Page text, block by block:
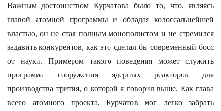
Важным достоинством Курчатова было то, что, являясь
главой атомной программы и обладая колоссальнейшей
властью, он не стал полным монополистом и не стремился
задавить конкурентов, как это сделал бы современный босс
от науки. Примером такого поведения может служить
программа сооружения ядерных реакторов для
производства трития, о которой я говорил выше. Как глава
всего атомного проекта, Курчатов мог легко забрать